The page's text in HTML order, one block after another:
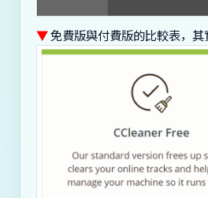
▼免費版與付費版的比較表，其